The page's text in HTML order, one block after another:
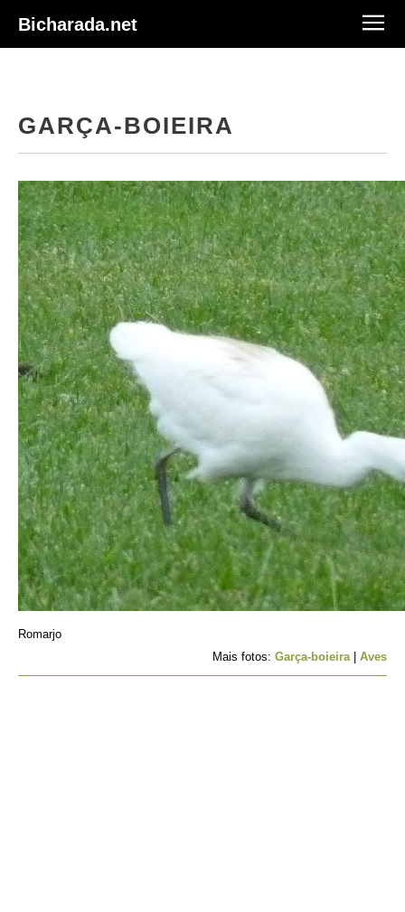
Bicharada.net
GARÇA-BOIEIRA
Romarjo
Mais fotos: Garça-boieira| Aves